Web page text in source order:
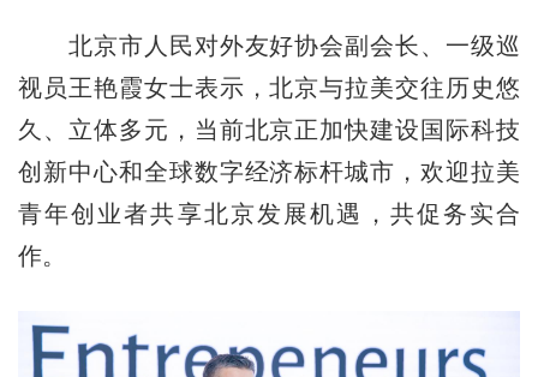
北京市人民对外友好协会副会长、一级巡
视员王艳霞女士表示，北京与拉美交往历史悠
久、立体多元，当前北京正加快建设国际科技
创新中心和全球数字经济标杆城市，欢迎拉美
青年创业者共享北京发展机遇，共促务实合
作。